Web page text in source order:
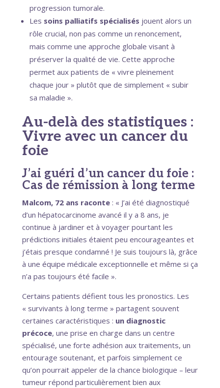
progression tumorale.
Les soins palliatifs spécialisés jouent alors un
rôle crucial, non pas comme un renoncement,
mais comme une approche globale visant à
préserver la qualité de vie. Cette approche
permet aux patients de « vivre pleinement
chaque jour » plutôt que de simplement « subir
sa maladie ».
Au-delà des statistiques :
Vivre avec un cancer du
foie
J’ai guéri d’un cancer du foie :
Cas de rémission à long terme
Malcom, 72 ans raconte: « J’ai été diagnostiqué
d’un hépatocarcinome avancé il y a 8 ans, je
continue à jardiner et à voyager pourtant les
prédictions initiales étaient peu encourageantes et
j’étais presque condamné ! Je suis toujours là, grâce
à une équipe médicale exceptionnelle et même si ça
n’a pas toujours été facile ».
Certains patients défient tous les pronostics. Les
« survivants à long terme » partagent souvent
certaines caractéristiques : un diagnostic
précoce, une prise en charge dans un centre
spécialisé, une forte adhésion aux traitements, un
entourage soutenant, et parfois simplement ce
qu’on pourrait appeler de la chance biologique – leur
tumeur répond particulièrement bien aux